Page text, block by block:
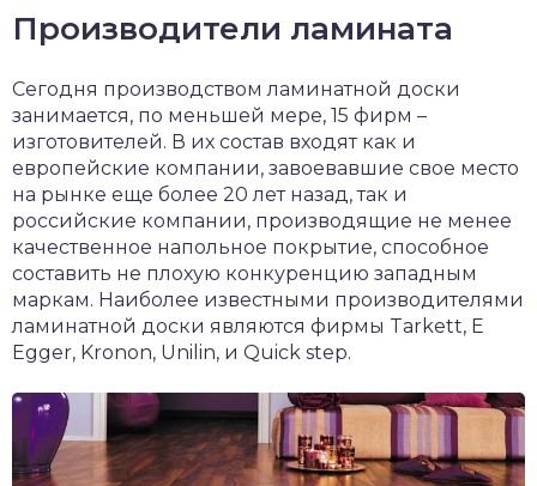
Производители ламината
Сегодня производством ламинатной доски
занимается, по меньшей мере, 15 фирм –
изготовителей. В их состав входят как и
европейские компании, завоевавшие свое место
на рынке еще более 20 лет назад, так и
российские компании, производящие не менее
качественное напольное покрытие, способное
составить не плохую конкуренцию западным
маркам. Наиболее известными производителями
ламинатной доски являются фирмы Tarkett, E
Egger, Kronon, Unilin, и Quick step.